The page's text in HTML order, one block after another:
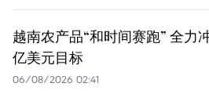
越南农产品“和时间赛跑” 全力
亿美元目标
06/08/2026 02:41